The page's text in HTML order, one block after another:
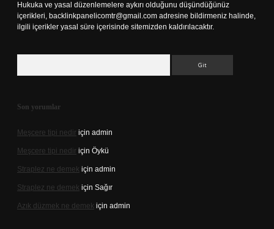
Hukuka ve yasal düzenlemelere aykırı olduğunu düşündüğünüz
içerikleri, backlinkpanelicomtr@gmail.com adresine bildirmeniz halinde,
ilgili içerikler yasal süre içerisinde sitemizden kaldırılacaktır.
Son yorumlar
Meşcere tipi nedir için admin
Meşcere tipi nedir için Öykü
Straplez ne demek için admin
Straplez ne demek için Sağır
Azık düzmek ne demek için admin